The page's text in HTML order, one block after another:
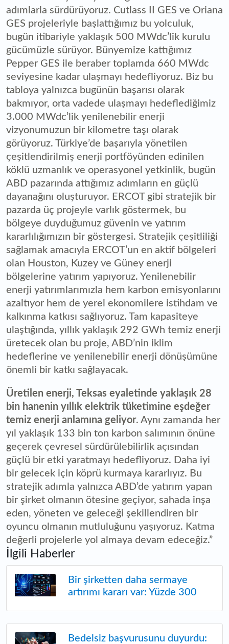
adımlarla sürdürüyoruz. Cutlass II GES ve Oriana
GES projeleriyle başlattığımız bu yolculuk,
bugün itibariyle yaklaşık 500 MWdc’lik kurulu
gücümüzle sürüyor. Bünyemize kattığımız
Pepper GES ile beraber toplamda 660 MWdc
seviyesine kadar ulaşmayı hedefliyoruz. Biz bu
tabloya yalnızca bugünün başarısı olarak
bakmıyor, orta vadede ulaşmayı hedeflediğimiz
3.000 MWdc’lik yenilenebilir enerji
vizyonumuzun bir kilometre taşı olarak
görüyoruz. Türkiye’de başarıyla yönetilen
çeşitlendirilmiş enerji portföyünden edinilen
köklü uzmanlık ve operasyonel yetkinlik, bugün
ABD pazarında attığımız adımların en güçlü
dayanağını oluşturuyor. ERCOT gibi stratejik bir
pazarda üç projeyle varlık göstermek, bu
bölgeye duyduğumuz güvenin ve yatırım
kararlılığımızın bir göstergesi. Stratejik çeşitliliği
sağlamak amacıyla ERCOT’un en aktif bölgeleri
olan Houston, Kuzey ve Güney enerji
bölgelerine yatırım yapıyoruz. Yenilenebilir
enerji yatırımlarımızla hem karbon emisyonlarını
azaltıyor hem de yerel ekonomilere istihdam ve
kalkınma katkısı sağlıyoruz. Tam kapasiteye
ulaştığında, yıllık yaklaşık 292 GWh temiz enerji
üretecek olan bu proje, ABD’nin iklim
hedeflerine ve yenilenebilir enerji dönüşümüne
önemli bir katkı sağlayacak.
Üretilen enerji, Teksas eyaletinde yaklaşık 28
bin hanenin yıllık elektrik tüketimine eşdeğer
temiz enerji anlamına geliyor. Aynı zamanda her
yıl yaklaşık 133 bin ton karbon salımının önüne
geçerek çevresel sürdürülebilirlik açısından
güçlü bir etki yaratmayı hedefliyoruz. Daha iyi
bir gelecek için köprü kurmaya kararlıyız. Bu
stratejik adımla yalnızca ABD’de yatırım yapan
bir şirket olmanın ötesine geçiyor, sahada inşa
eden, yöneten ve geleceği şekillendiren bir
oyuncu olmanın mutluluğunu yaşıyoruz. Katma
değerli projelerle yol almaya devam edeceğiz.”
İlgili Haberler
Bir şirketten daha sermaye
artırımı kararı var: Yüzde 300
Bedelsiz başvurusunu duyurdu: